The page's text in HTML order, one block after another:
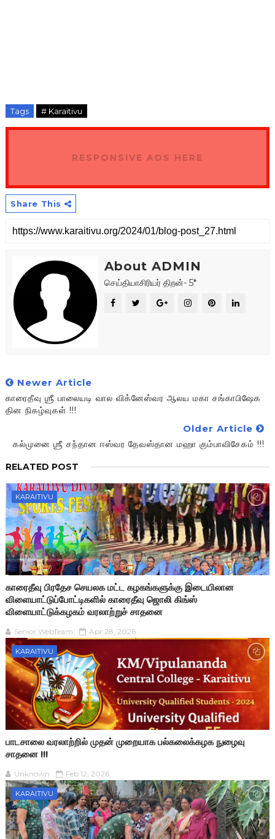
Tags # Karaitivu
RESPONSIVE ADS HERE
Share This
About ADMIN
செய்தியாசிரியர் திறன்- 5*
Newer Article
காரைதீவு ஶ்ரீ பாலையடி வால விக்னேஸ்வர ஆலய மகா சங்காபிஷேக
தின நிகழ்வுகள் !!!
Older Article
கல்முனை ஶ்ரீ சந்தான ஈஸ்வர தேவஸ்தான மஹா கும்பாவிசேகம் !!!
RELATED POST
KARAITIVU
காரைதீவு பிரதேச செயலக மட்ட கழகங்களுக்கு இடையிலான
விளையாட்டுப்போட்டிகளில் காரைதீவு ஜொலி கிங்ஸ்
விளையாட்டுக்கழகம் வரலாற்றுச் சாதனை
Senior WebTeam Apr 28, 2026
KARAITIVU
பாடசாலை வரலாற்றில் முதன் முறையாக பல்கலைக்கழக நுழைவு
சாதனை !!!
Unknown Feb 12, 2026
KARAITIVU